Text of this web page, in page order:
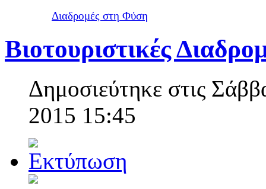
Διαδρομές στη Φύση
Βιοτουριστικές
Δημοσιεύτηκε στις
2015 15:45